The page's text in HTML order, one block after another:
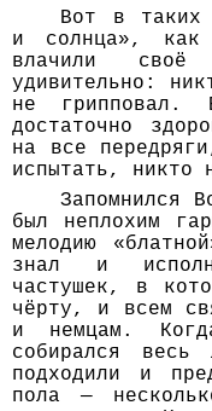
Вот в таких
и солнца», как
влачили
удивительно:
не грипповал.
достаточно
на все
испытать, никто
Запомнился
был неплохим
мелодию
знал и
частушек, в
чёрту, и всем
и немцам.
собирался
подходили и
пола —